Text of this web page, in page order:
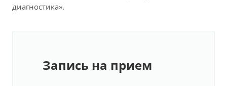
диагностика».
Запись на прием